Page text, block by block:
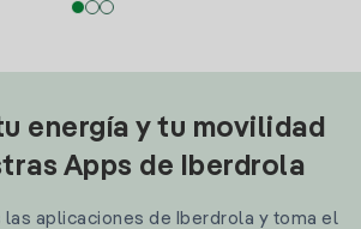
energía y tu movilidad
Apps de Iberdrola
las aplicaciones de Iberdrola y toma el